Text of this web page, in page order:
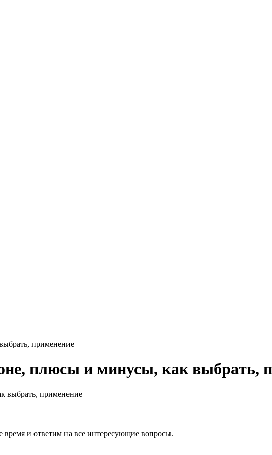
применение
плюсы и минусы, как выбрать,
и ответим на все интересующие вопросы.